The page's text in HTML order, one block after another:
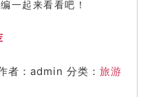
一起来看看吧！
者：admin 分类： 旅游